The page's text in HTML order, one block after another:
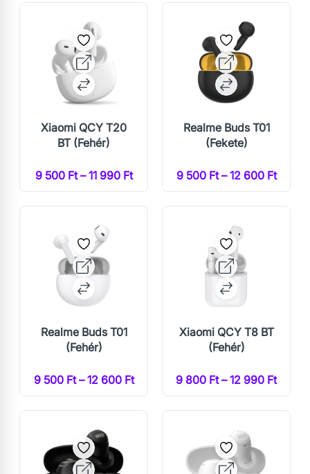
Xiaomi QCY T20
BT (Fehér)
9 500 Ft – 11 990 Ft
Realme Buds T01
(Fekete)
9 500 Ft – 12 600 Ft
Realme Buds T01
(Fehér)
9 500 Ft – 12 600 Ft
Xiaomi QCY T8 BT
(Fehér)
9 800 Ft – 12 990 Ft